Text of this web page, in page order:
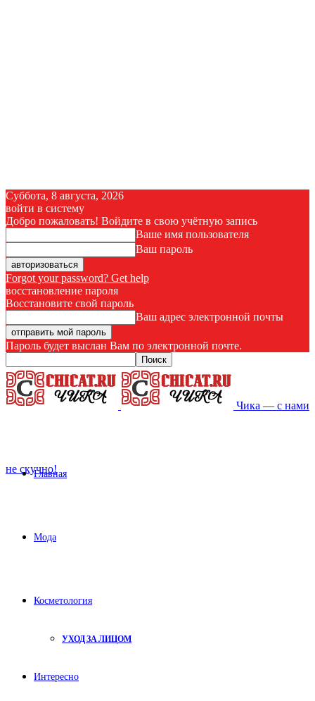
Суббота, 8 августа, 2026
войти в систему
Добро пожаловать! Войдите в свою учётную запись
Ваше имя пользователя
Ваш пароль
Forgot your password? Get help
восстановление пароля
Восстановите свой пароль
Ваш адрес электронной почты
Пароль будет выслан Вам по электронной почте.
Чика — с нами
не скучно!
Главная
Мода
Косметология
УХОД ЗА ЛИЦОМ
Интересно